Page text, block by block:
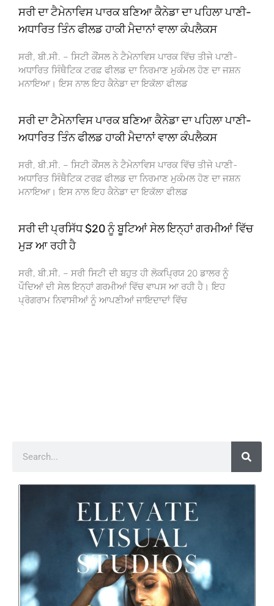
ਸਰੀ ਦਾ ਟੈਮੇਨਾਵਿਸ ਪਾਰਕ ਬਣਿਆ ਕੈਨੇਡਾ ਦਾ ਪਹਿਲਾ ਪਾਣੀ-
ਅਧਾਰਿਤ ਤਿੰਨ ਫੀਲਡ ਹਾਕੀ ਮੈਦਾਨਾਂ ਵਾਲਾ ਕੰਪਲੈਕਸ
ਸਰੀ, ਬੀ.ਸੀ. – ਸਿਟੀ ਕੌਂਸਲ ਨੇ ਟੈਮੇਨਾਵਿਸ ਪਾਰਕ ਵਿੱਚ ਤੀਜੇ ਪਾਣੀ-
ਅਧਾਰਿਤ ਸਿੰਥੈਟਿਕ ਟਰਫ਼ ਫੀਲਡ ਦਾ ਨਿਰਮਾਣ ਮੁਕੰਮਲ ਹੋਣ ਦਾ ਜਸ਼ਨ
ਮਨਾਇਆ। ਇਸ ਨਾਲ ਇਹ ਕੈਨੇਡਾ ਦਾ ਇਕੱਲਾ ਫੀਲਡ
ਸਰੀ ਦਾ ਟੈਮੇਨਾਵਿਸ ਪਾਰਕ ਬਣਿਆ ਕੈਨੇਡਾ ਦਾ ਪਹਿਲਾ ਪਾਣੀ-
ਅਧਾਰਿਤ ਤਿੰਨ ਫੀਲਡ ਹਾਕੀ ਮੈਦਾਨਾਂ ਵਾਲਾ ਕੰਪਲੈਕਸ
ਸਰੀ, ਬੀ.ਸੀ. – ਸਿਟੀ ਕੌਂਸਲ ਨੇ ਟੈਮੇਨਾਵਿਸ ਪਾਰਕ ਵਿੱਚ ਤੀਜੇ ਪਾਣੀ-
ਅਧਾਰਿਤ ਸਿੰਥੈਟਿਕ ਟਰਫ਼ ਫੀਲਡ ਦਾ ਨਿਰਮਾਣ ਮੁਕੰਮਲ ਹੋਣ ਦਾ ਜਸ਼ਨ
ਮਨਾਇਆ। ਇਸ ਨਾਲ ਇਹ ਕੈਨੇਡਾ ਦਾ ਇਕੱਲਾ ਫੀਲਡ
ਸਰੀ ਦੀ ਪ੍ਰਸਿੱਧ $20 ਨੂੰ ਬੂਟਿਆਂ ਸੇਲ ਇਨ੍ਹਾਂ ਗਰਮੀਆਂ ਵਿੱਚ
ਮੁੜ ਆ ਰਹੀ ਹੈ
ਸਰੀ, ਬੀ.ਸੀ. – ਸਰੀ ਸਿਟੀ ਦੀ ਬਹੁਤ ਹੀ ਲੋਕਪ੍ਰਿਯ 20 ਡਾਲਰ ਨੂੰ
ਪੌਦਿਆਂ ਦੀ ਸੇਲ ਇਨ੍ਹਾਂ ਗਰਮੀਆਂ ਵਿੱਚ ਵਾਪਸ ਆ ਰਹੀ ਹੈ। ਇਹ
ਪ੍ਰੋਗਰਾਮ ਨਿਵਾਸੀਆਂ ਨੂੰ ਆਪਣੀਆਂ ਜਾਇਦਾਦਾਂ ਵਿੱਚ